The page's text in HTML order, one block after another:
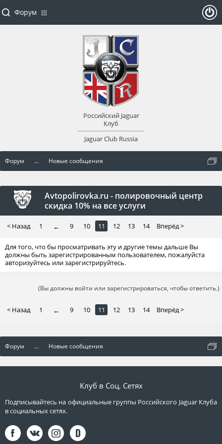
Форум ... Новые сообщения
Avtopolirovka.ru - полировочный центр
скидка 10% на все услуги
< Назад 1 ← 9 10 11 12 13 14 Вперёд >
Для того, что бы просматривать эту и другие темы дальше Вы
должны быть зарегистрированным пользователем, пожалуйста
авторизуйтесь или зарегистрируйтесь.
(Вы должны войти или зарегистрироваться, чтобы ответить.)
< Назад 1 ← 9 10 11 12 13 14 Вперёд >
Форум ... Новые сообщения
Форум
Российский Jaguar
Клуб
Jaguar Club Russia
оват
Клуб в Соц. Сетях
Подписывайтесь на официальные группы Российского Jaguar Клуба
в социальных сетях.